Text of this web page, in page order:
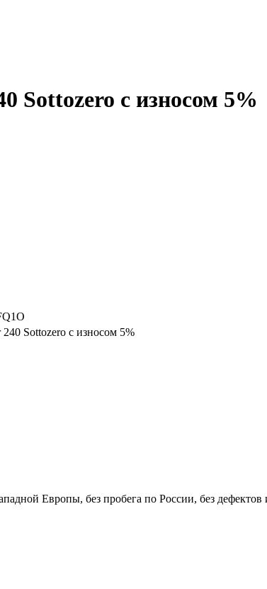
Sottozero с износом 5%
Sottozero с износом 5%
Европы, без пробега по России, без